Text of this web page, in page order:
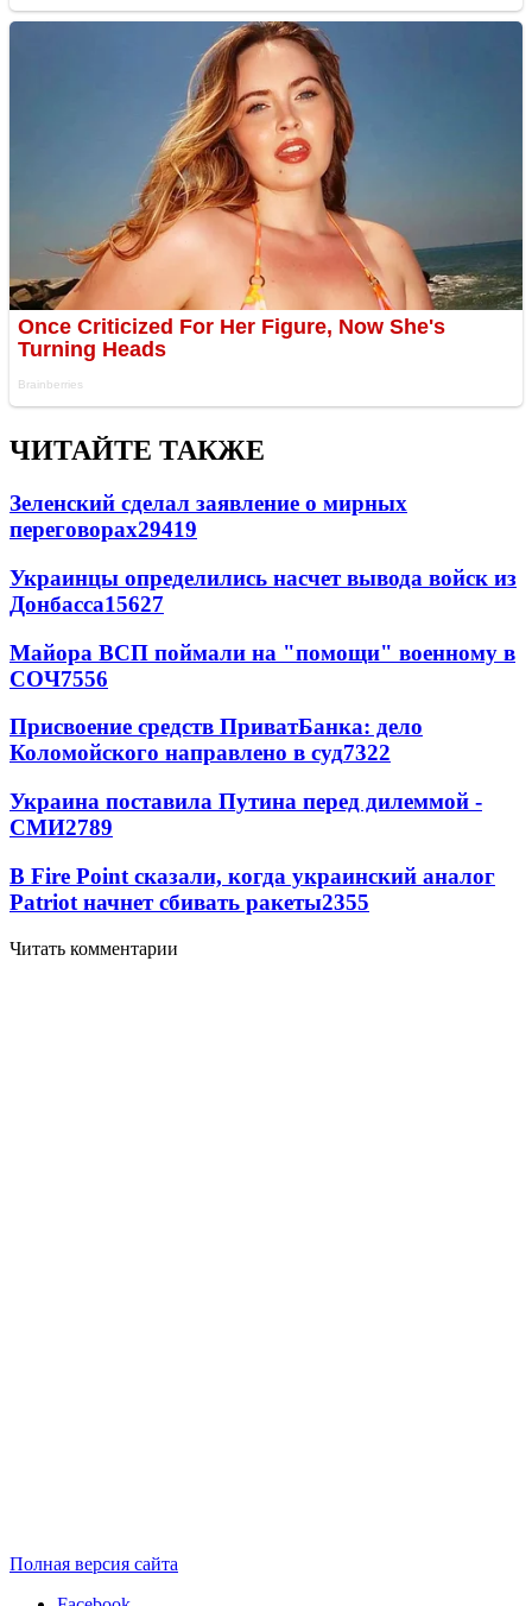
ЧИТАЙТЕ ТАКЖЕ
Зеленский сделал заявление о мирных
переговорах29419
Украинцы определились насчет вывода войск из
Донбасса15627
Майора ВСП поймали на "помощи" военному в
СОЧ7556
Присвоение средств ПриватБанка: дело
Коломойского направлено в суд7322
Украина поставила Путина перед дилеммой -
СМИ2789
В Fire Point сказали, когда украинский аналог
Patriot начнет сбивать ракеты2355
Читать комментарии
Полная версия сайта